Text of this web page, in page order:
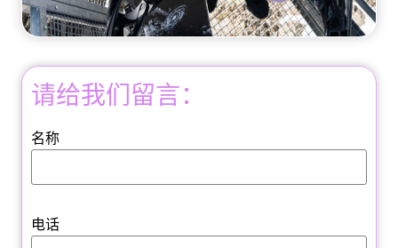
请给我们留言：
名称
电话